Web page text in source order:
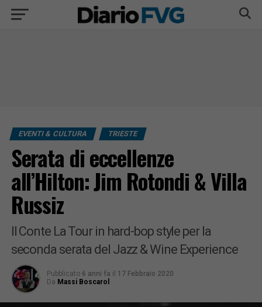
EVENTI & CULTURA TRIESTE
Serata di eccellenze
all’Hilton: Jim Rotondi & Villa
Russiz
Il Conte La Tour in hard-bop style per la
seconda serata del Jazz & Wine Experience
Pubblicato 6 anni fa il 17 Febbraio 2020
Da Massi Boscarol